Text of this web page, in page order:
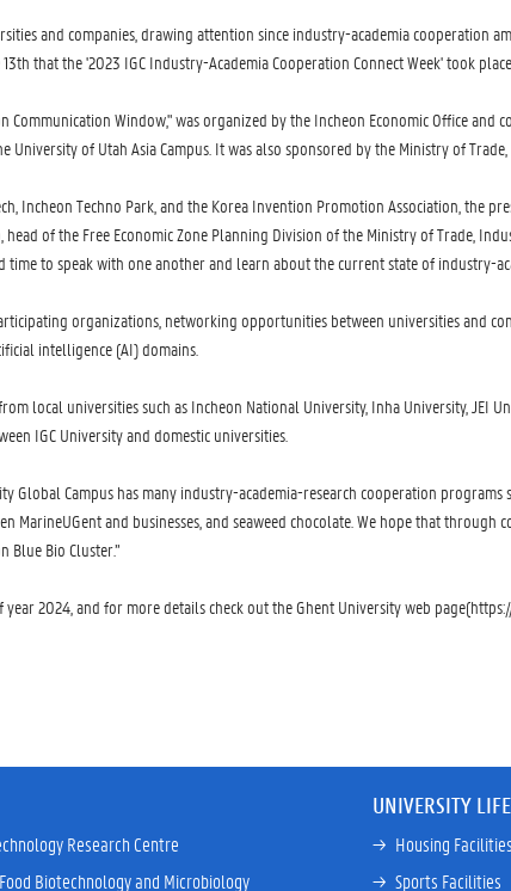
and companies, drawing attention since industry-academia cooperation
that the '2023 IGC Industry-Academia Cooperation Connect Week' took
Window," was organized by the Incheon Economic Office and
of Utah Asia Campus. It was also sponsored by the Ministry of
Incheon Techno Park, and the Korea Invention Promotion Association, the
of the Free Economic Zone Planning Division of the Ministry of Trade,
to speak with one another and learn about the current state of industry-
organizations, networking opportunities between universities and
intelligence (AI) domains.
local universities such as Incheon National University, Inha University, JEI
IGC University and domestic universities.
Global Campus has many industry-academia-research cooperation
and businesses, and seaweed chocolate. We hope that
Bio Cluster.”
2024, and for more details check out the Ghent University web
Research Centre
Biotechnology and Microbiology
UNIVERSITY LIFE
→ Housing Facilities
→ Sports Facilities